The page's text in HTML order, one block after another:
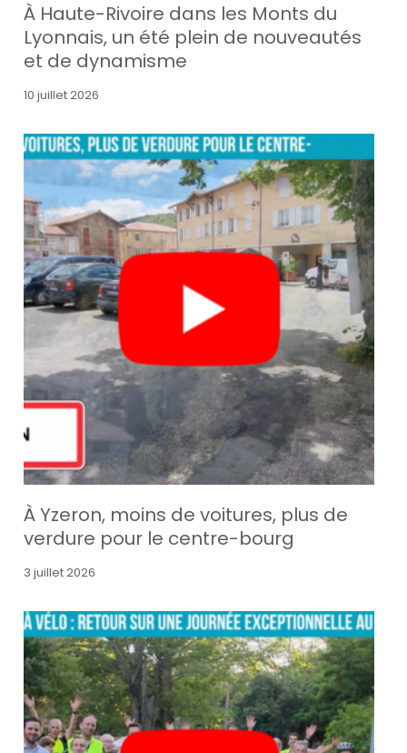
À Haute-Rivoire dans les Monts du
Lyonnais, un été plein de nouveautés
et de dynamisme
10 juillet 2026
À Yzeron, moins de voitures, plus de
verdure pour le centre-bourg
3 juillet 2026